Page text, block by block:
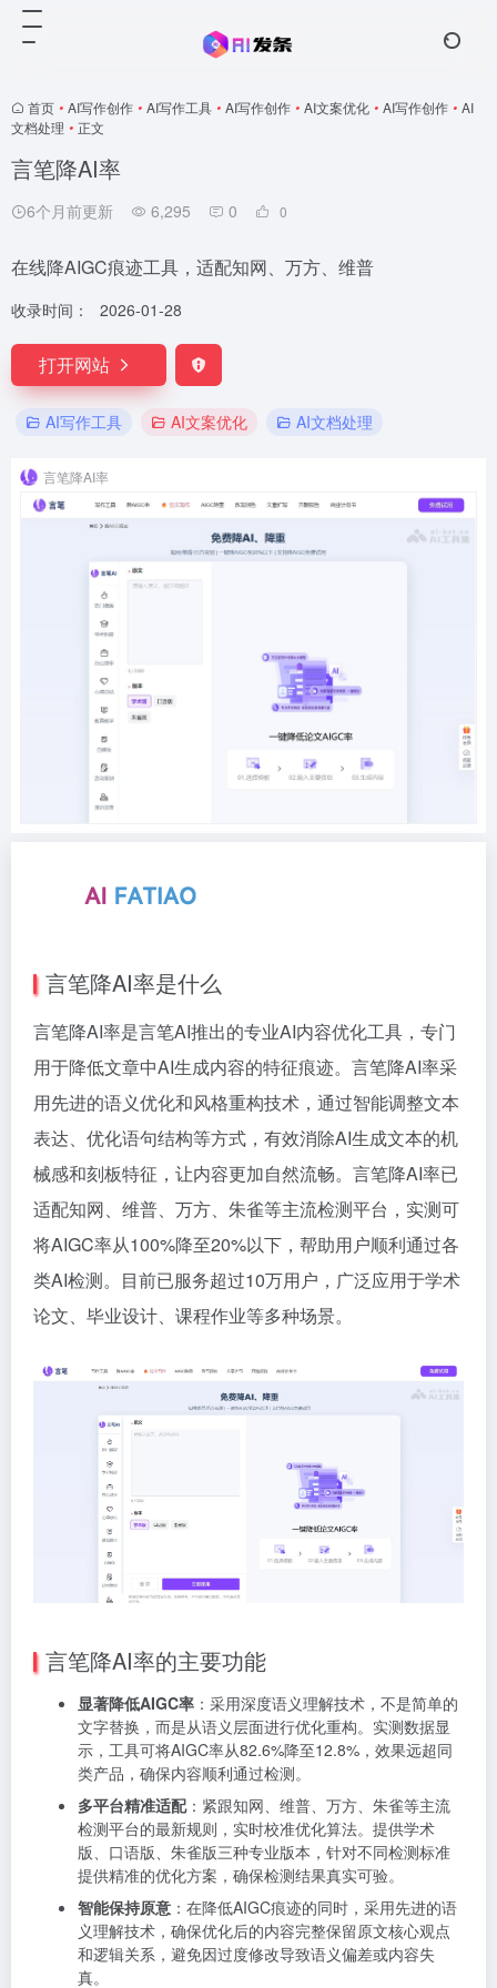
首页 • AI写作创作 • AI写作工具 • AI写作创作 • AI文案优化 • AI写作创作 • AI
文档处理 • 正文
言笔降AI率
6个月前更新 6,295 0 0
在线降AIGC痕迹工具，适配知网、万方、维普
收录时间： 2026-01-28
打开网站
AI写作工具 AI文案优化 AI文档处理
言笔降AI率
言笔降AI率是什么
言笔降AI率是言笔AI推出的专业AI内容优化工具，专门
用于降低文章中AI生成内容的特征痕迹。言笔降AI率采
用先进的语义优化和风格重构技术，通过智能调整文本
表达、优化语句结构等方式，有效消除AI生成文本的机
械感和刻板特征，让内容更加自然流畅。言笔降AI率已
适配知网、维普、万方、朱雀等主流检测平台，实测可
将AIGC率从100%降至20%以下，帮助用户顺利通过各
类AI检测。目前已服务超过10万用户，广泛应用于学术
论文、毕业设计、课程作业等多种场景。
言笔降AI率的主要功能
显著降低AIGC率 ：采用深度语义理解技术，不是简单的
文字替换，而是从语义层面进行优化重构。实测数据显
示，工具可将AIGC率从82.6%降至12.8%，效果远超同
类产品，确保内容顺利通过检测。
多平台精准适配：紧跟知网、维普、万方、朱雀等主流
检测平台的最新规则，实时校准优化算法。提供学术
版、口语版、朱雀版三种专业版本，针对不同检测标准
提供精准的优化方案，确保检测结果真实可验。
智能保持原意 ：在降低AIGC痕迹的同时，采用先进的语
义理解技术，确保优化后的内容完整保留原文核心观点
和逻辑关系，避免因过度修改导致语义偏差或内容失
真。